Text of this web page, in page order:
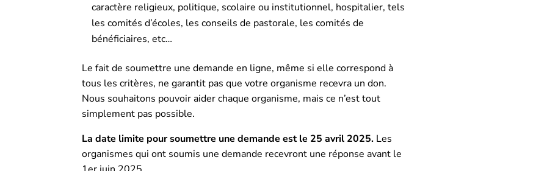
caractère religieux, politique, scolaire ou institutionnel, hospitalier, tels
les comités d’écoles, les conseils de pastorale, les comités de
bénéficiaires, etc…
Le fait de soumettre une demande en ligne, même si elle correspond à
tous les critères, ne garantit pas que votre organisme recevra un don.
Nous souhaitons pouvoir aider chaque organisme, mais ce n’est tout
simplement pas possible.
La date limite pour soumettre une demande est le 25 avril 2025. Les
organismes qui ont soumis une demande recevront une réponse avant le